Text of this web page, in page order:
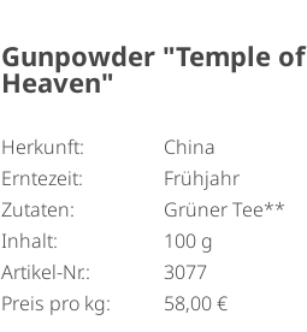
Gunpowder "Temple of
Heaven"
Herkunft:
China
Erntezeit:
Frühjahr
Zutaten:
Grüner Tee**
Inhalt:
100 g
Artikel-Nr.:
3077
Preis pro kg:
58,00 €